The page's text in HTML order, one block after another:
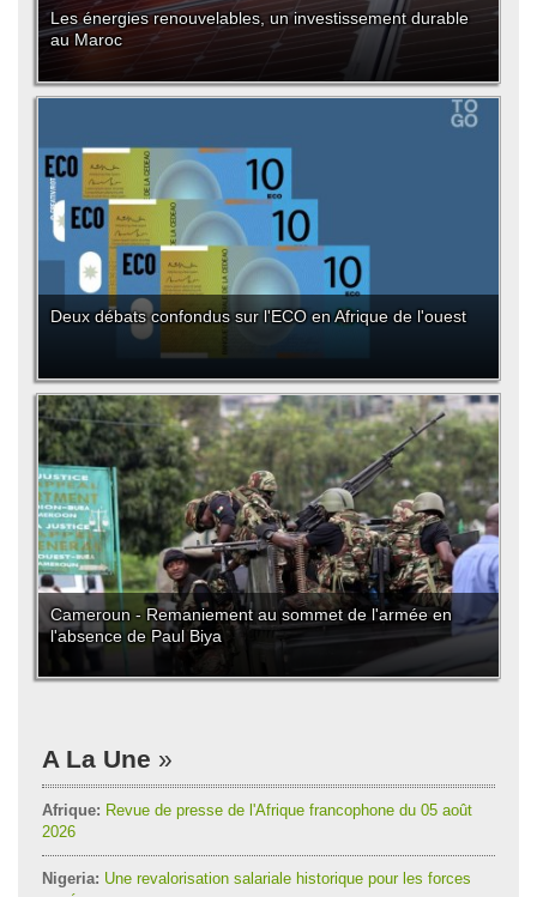
Les énergies renouvelables, un investissement durable
au Maroc
Deux débats confondus sur l'ECO en Afrique de l'ouest
Cameroun - Remaniement au sommet de l'armée en
l'absence de Paul Biya
A La Une
Afrique: Revue de presse de l'Afrique francophone du 05 août
2026
Nigeria: Une revalorisation salariale historique pour les forces